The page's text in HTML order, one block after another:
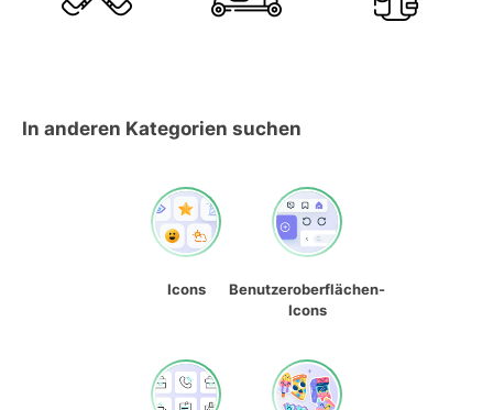
In anderen Kategorien suchen
Icons
Benutzeroberflächen-
Icons